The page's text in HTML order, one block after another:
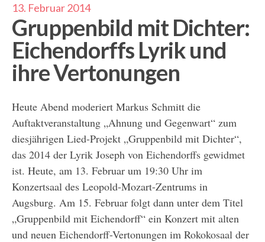
13. Februar 2014
Gruppenbild mit Dichter:
Eichendorffs Lyrik und
ihre Vertonungen
Heute Abend moderiert Markus Schmitt die
Auftaktveranstaltung „Ahnung und Gegenwart“ zum
diesjährigen Lied-Projekt „Gruppenbild mit Dichter“,
das 2014 der Lyrik Joseph von Eichendorffs gewidmet
ist. Heute, am 13. Februar um 19:30 Uhr im
Konzertsaal des Leopold-Mozart-Zentrums in
Augsburg. Am 15. Februar folgt dann unter dem Titel
„Gruppenbild mit Eichendorff“ ein Konzert mit alten
und neuen Eichendorff-Vertonungen im Rokokosaal der